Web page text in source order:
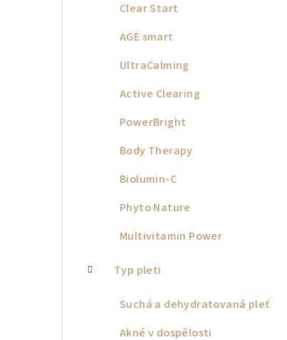
Clear Start
AGE smart
UltraCalming
Active Clearing
PowerBright
Body Therapy
Biolumin-C
Phyto Nature
Multivitamin Power
Typ pleti
Suchá a dehydratovaná pleť
Akné v dospělosti